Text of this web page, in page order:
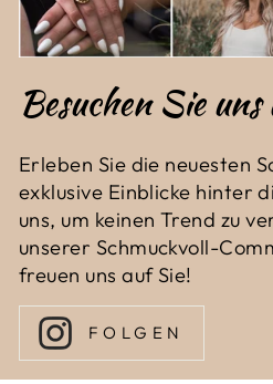
Besuchen Sie
Erleben Sie die neuesten
exklusive Einblicke hinter
uns, um keinen Trend zu
unserer Schmuckvoll-
freuen uns auf Sie!
FOLGEN